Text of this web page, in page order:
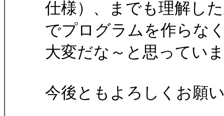
仕様）、までも理解し
でプログラムを作らな
大変だな～と思ってい
今後ともよろしくお願